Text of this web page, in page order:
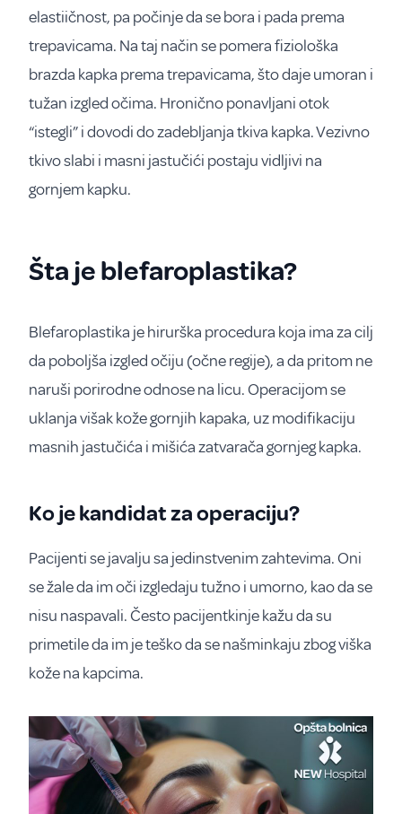
elastiičnost, pa počinje da se bora i pada prema
trepavicama. Na taj način se pomera fiziološka
brazda kapka prema trepavicama, što daje umoran i
tužan izgled očima. Hronično ponavljani otok
“istegli” i dovodi do zadebljanja tkiva kapka. Vezivno
tkivo slabi i masni jastučići postaju vidljivi na
gornjem kapku.
Šta je blefaroplastika?
Blefaroplastika je hirurška procedura koja ima za cilj
da poboljša izgled očiju (očne regije), a da pritom ne
naruši porirodne odnose na licu. Operacijom se
uklanja višak kože gornjih kapaka, uz modifikaciju
masnih jastučića i mišića zatvarača gornjeg kapka.
Ko je kandidat za operaciju?
Pacijenti se javalju sa jedinstvenim zahtevima. Oni
se žale da im oči izgledaju tužno i umorno, kao da se
nisu naspavali. Često pacijentkinje kažu da su
primetile da im je teško da se našminkaju zbog viška
kože na kapcima.